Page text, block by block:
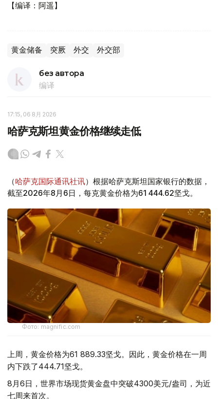
【编译：阿遥】
黄金储备 突厥 外交 外交部
без автора
编译
17:15, 06 8月 2026
哈萨克斯坦黄金价格继续走低
（哈萨克国际通讯社讯）根据哈萨克斯坦国家银行的数据，
截至2026年8月6日，每克黄金价格为61 444.62坚戈。
Фото: magnific.com
上周，黄金价格为61 889.33坚戈。因此，黄金价格在一周
内下跌了444.71坚戈。
8月6日，世界市场现货黄金盘中突破4300美元/盎司，为近
七周来首次。